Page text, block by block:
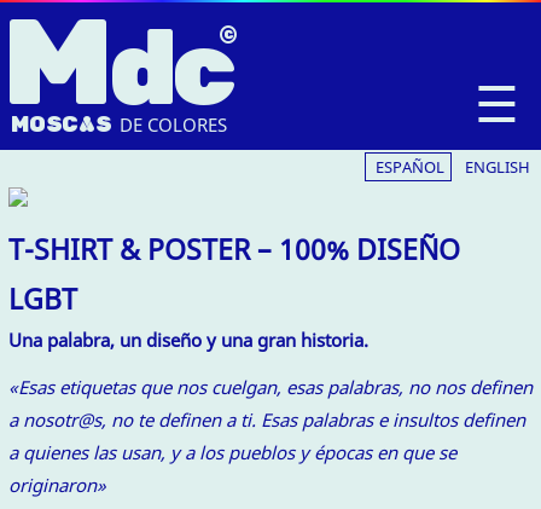
☰
Mdc
MOSCAS DE COLORES
ESPAÑOL ENGLISH
T-SHIRT & POSTER – 100% DISEÑO
LGBT
Una palabra, un diseño y una gran historia.
«Esas etiquetas que nos cuelgan, esas palabras, no nos definen
a nosotr@s, no te definen a ti. Esas palabras e insultos definen
a quienes las usan, y a los pueblos y épocas en que se
originaron»